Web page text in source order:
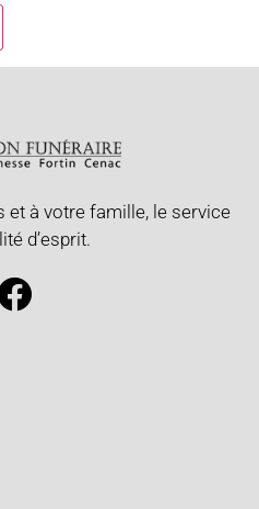
et à votre famille, le service
d’esprit.